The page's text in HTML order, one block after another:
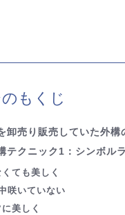
もくじ
卸売り販売していた外構
テクニック1：シンボル
ても美しく
咲いていない
美しく